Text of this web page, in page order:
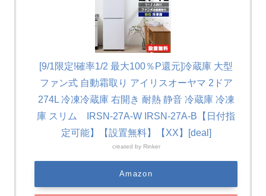
[9/1限定!確率1/2 最大100％P還元]冷蔵庫 大型
ファン式 自動霜取り アイリスオーヤマ 2ドア
274L 冷凍冷蔵庫 右開き 耐熱 静音 冷蔵庫 冷凍
庫 スリム IRSN-27A-W IRSN-27A-B【日付指
定可能】【設置無料】【XX】[deal]
created by Rinker
Amazon